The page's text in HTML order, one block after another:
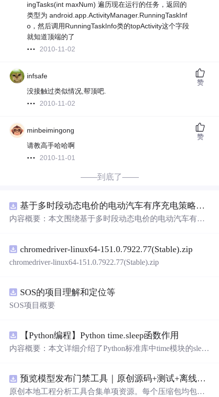
ingTasks(int maxNum) 遍历现在运行的任务，返回的
类型为 android.app.ActivityManager.RunningTaskInf
o，然后调用RunningTaskInfo类的topActivity这个字段
就知道顶端的了
2010-11-02
infsafe
没接触过类似情况,帮顶吧.
2010-11-02
赞
minbeimingong
请教高手哈哈啊
2010-11-01
赞
——到底了——
基于多时段动态电价的电动汽车有序充电策略优化（Matlab代码实现）
内容概要：本文围绕基于多时段动态电价的电动汽车有序
降低用户充电成本。文中系统设计了多时段电价模型，深
入分析其对电动汽车充电需求的引导机制，构建了兼顾经
曲线，验证了该策略在削峰填谷、提升可再生能源消纳能
力以及实现电网与用户双赢方面的有效性。研究进一步考
虑了用户响应行为的不确定性，增强了模型在实际应用中
识和Matlab编程能力，从事新能源、智能电网、电动汽车
等相关领域研究的研究生、科研人员及工程技术人员。; 使
用场景及目标：①应用于城市充电站、住宅区充电桩等集
持电网侧需求响应项目，提升电力系统运行效率与稳定
性；③为政府及电力公司制定分时电价政策、推动车网互
动（V2G）发展提供技术支撑与决策依据。; 阅读建议：读
chromedriver-linux64-151.0.7922.77(Stable).zip
chromedriver-linux64-151.0.7922.77(Stable).zip
SOS的项目理解和定位等
SOS项目概要
【Python编程】Python time.sleep函数作用
内容概要：本文详细介绍了Python标准库中time模块的sleep
序的延时操作。在休眠期间，CPU资源被释放，具有较高
的执行效率。文章还列举了该函数的四大典型应用场景，
预览模型发布门禁工具｜原创源码+测试+离线报告
原创本地工程分析工具合集单项资源。每个压缩包均包含